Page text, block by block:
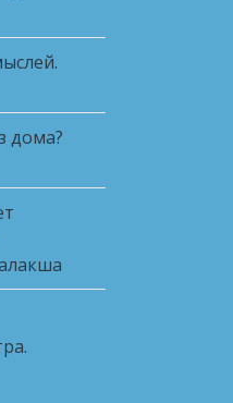
дома?